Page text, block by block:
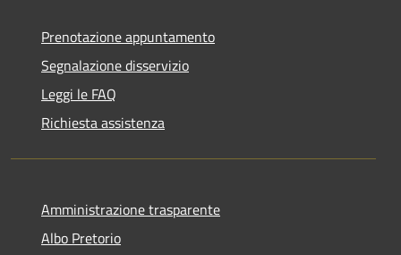
Prenotazione appuntamento
Segnalazione disservizio
Leggi le FAQ
Richiesta assistenza
Amministrazione trasparente
Albo Pretorio